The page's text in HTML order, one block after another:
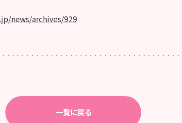
news/archives/929
一覧に戻る